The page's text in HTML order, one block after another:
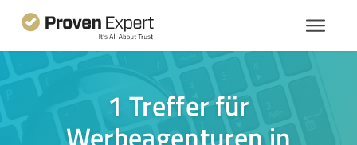
1 Treffer für
Werbeagenturen in